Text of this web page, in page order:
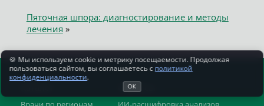
Пяточная шпора: диагностирование и методы
лечения »
Сервисы
🍪 Мы используем cookie и метрику посещаемости. Продолжая
пользоваться сайтом, вы соглашаетесь с политикой
конфиденциальности.
ОК